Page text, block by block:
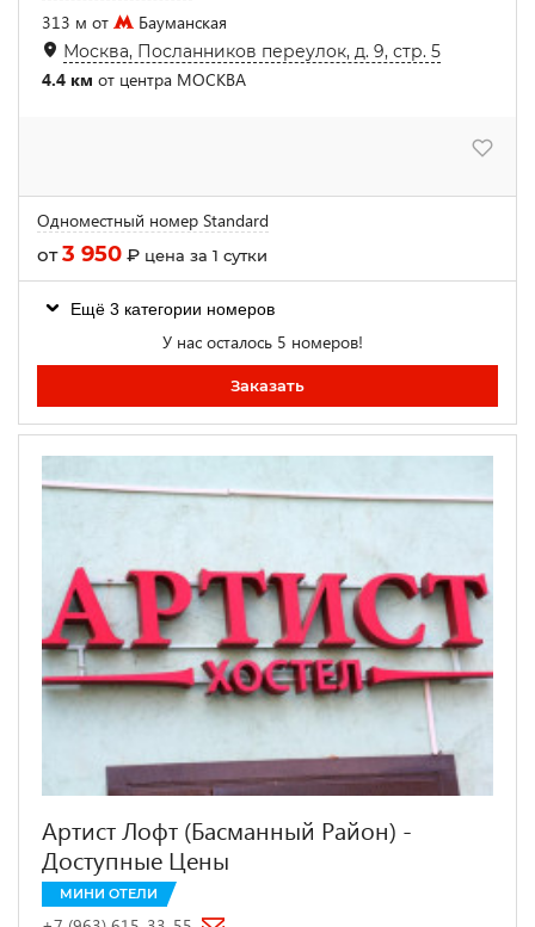
313 м от
Бауманская
Москва, Посланников переулок, д. 9, стр. 5
4.4 км от центра МОСКВА
Одноместный номер Standard
от3 950 ₽ цена за 1 сутки
Ещё 3 категории номеров
У нас осталось 5 номеров!
Заказать
Артист Лофт (Басманный Район) -
Доступные Цены
МИНИ ОТЕЛИ